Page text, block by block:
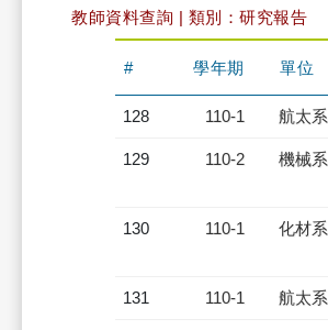
教師資料查詢 | 類別：研究報告
# 學年期 單位
128 110-1 航太系
129 110-2 機械系
130 110-1 化材系
131 110-1 航太系